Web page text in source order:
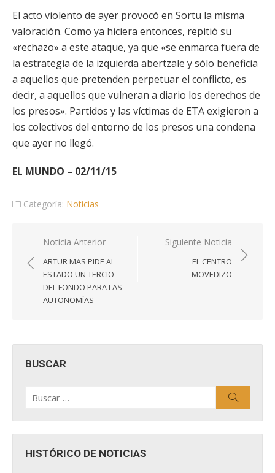
El acto violento de ayer provocó en Sortu la misma
valoración. Como ya hiciera entonces, repitió su
«rechazo» a este ataque, ya que «se enmarca fuera de
la estrategia de la izquierda abertzale y sólo beneficia
a aquellos que pretenden perpetuar el conflicto, es
decir, a aquellos que vulneran a diario los derechos de
los presos». Partidos y las víctimas de ETA exigieron a
los colectivos del entorno de los presos una condena
que ayer no llegó.
EL MUNDO – 02/11/15
Categoría: Noticias
Navegación
de
entradas
Noticia Anterior
ARTUR MAS PIDE AL
ESTADO UN TERCIO
DEL FONDO PARA LAS
AUTONOMÍAS
Siguiente Noticia
EL CENTRO
MOVEDIZO
BUSCAR
por:
HISTÓRICO DE NOTICIAS